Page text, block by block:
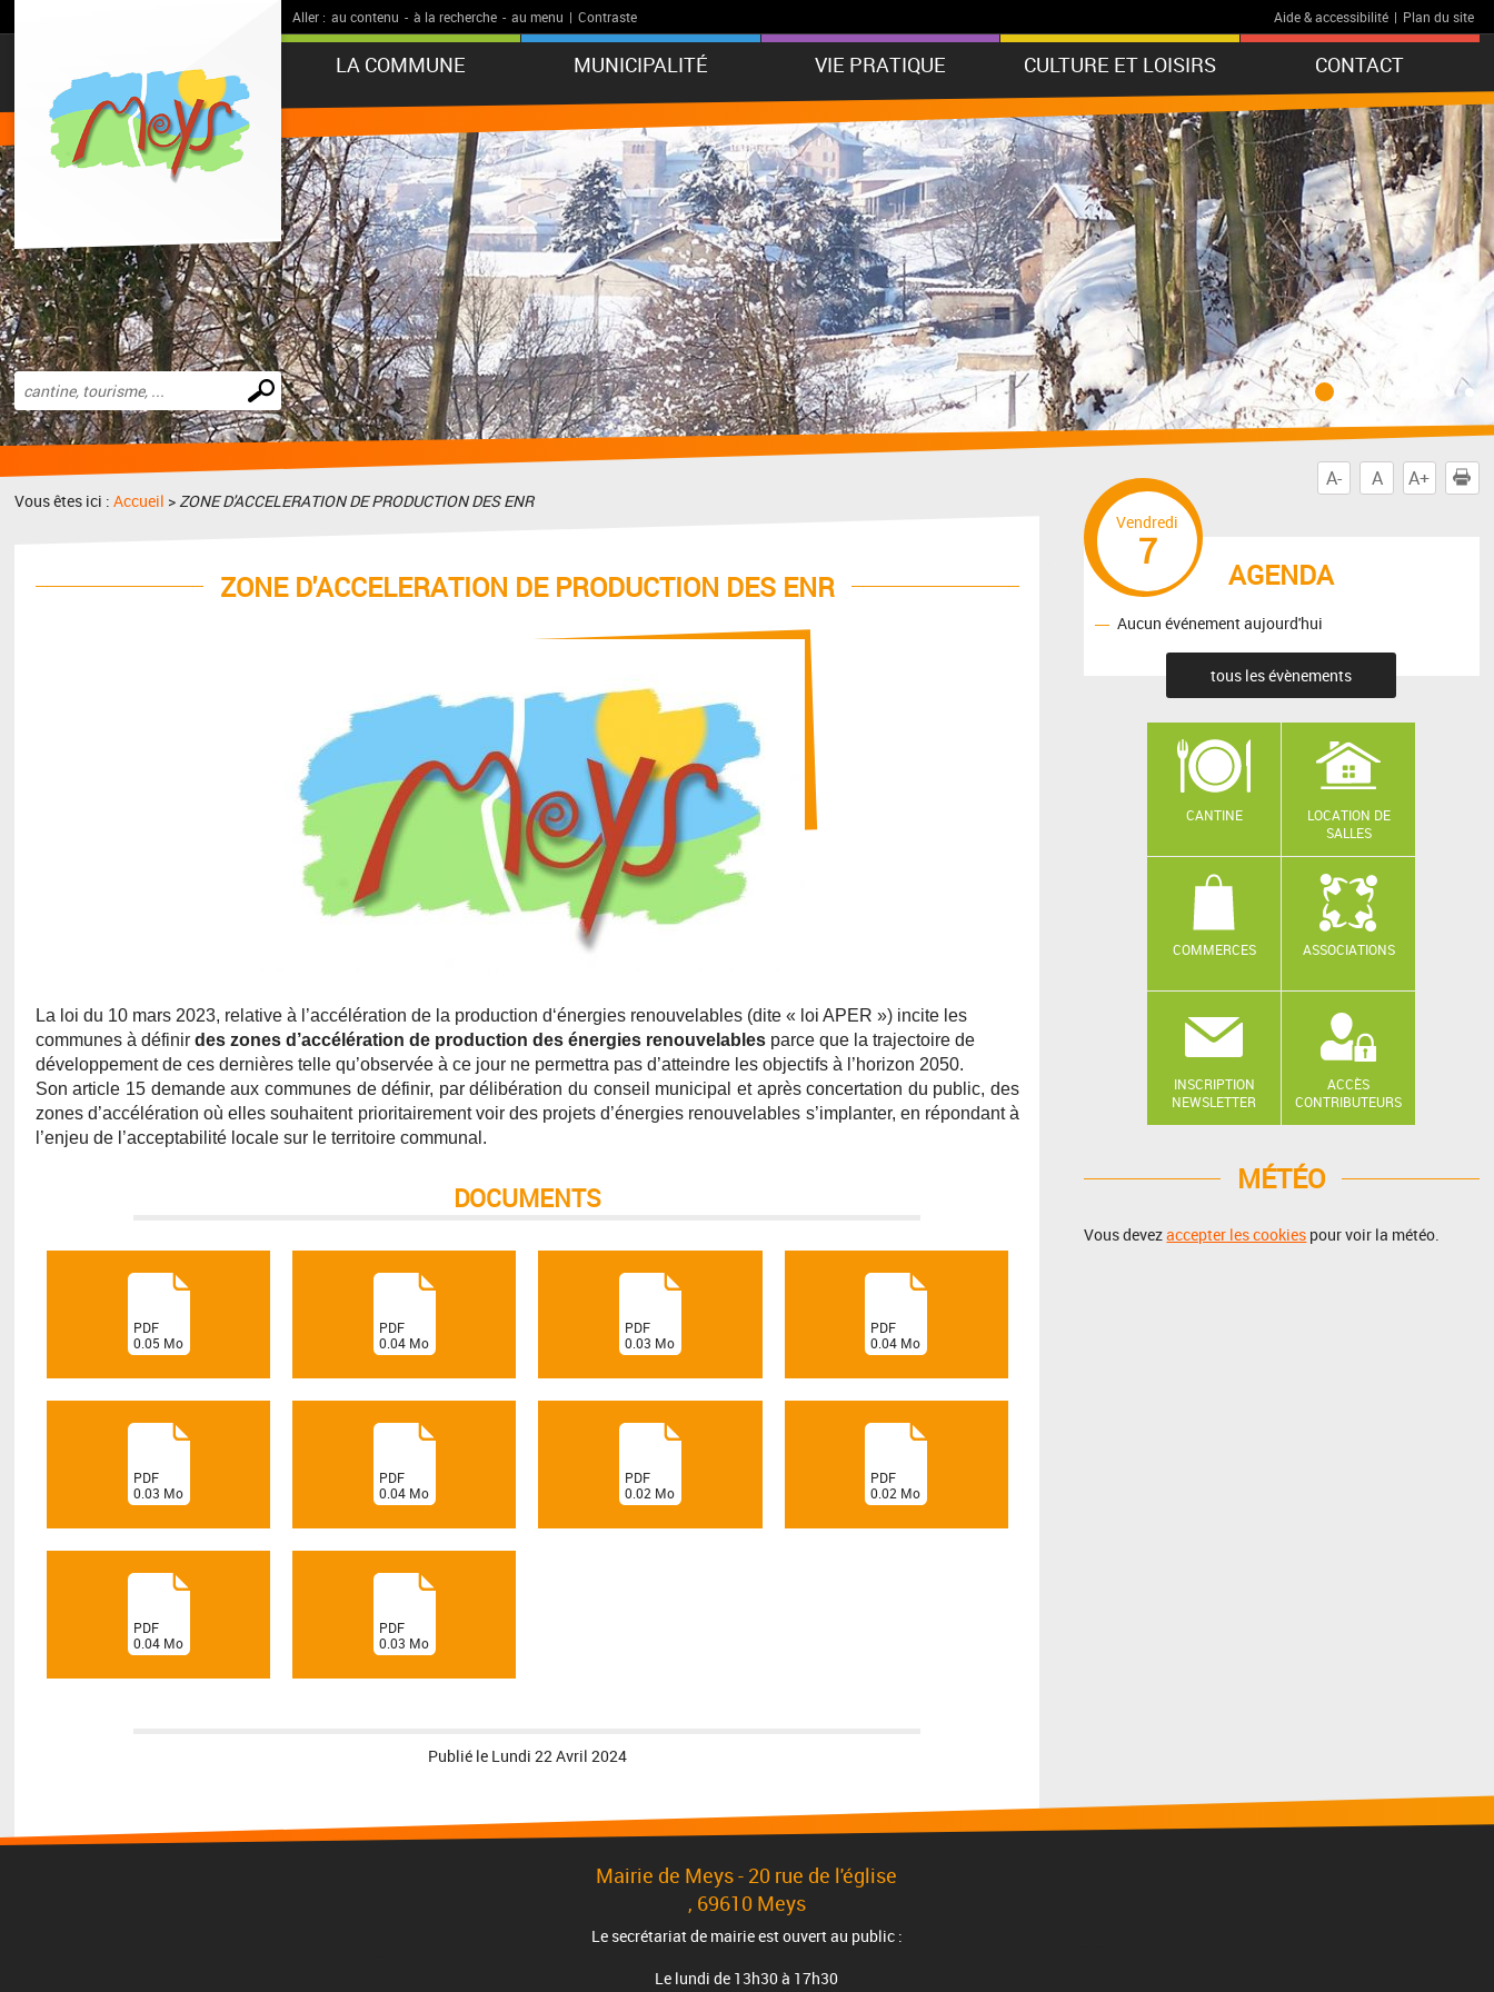
Aller : au contenu - à la recherche - au menu | Contraste Aide & accessibilité | Plan du site
LA COMMUNE MUNICIPALITÉ VIE PRATIQUE CULTURE ET LOISIRS CONTACT
Effectuer
une
recherche
A- A A+
Vous êtes ici :Accueil >ZONE D'ACCELERATION DE PRODUCTION DES ENR
ZONE D'ACCELERATION DE PRODUCTION DES ENR
La loi du 10 mars 2023, relative à l’accélération de la production d‘énergies renouvelables (dite « loi APER ») incite les
communes à définir des zones d’accélération de production des énergies renouvelablesparce que la trajectoire de
développement de ces dernières telle qu’observée à ce jour ne permettra pas d’atteindre les objectifs à l’horizon 2050.
Son article 15 demande aux communes de définir, par délibération du conseil municipal et après concertation du public, des
zones d’accélération où elles souhaitent prioritairement voir des projets d’énergies renouvelables s’implanter, en répondant à
l’enjeu de l’acceptabilité locale sur le territoire communal.
DOCUMENTS
(PDF
0.05 Mo
)
(PDF
0.04 Mo
)
(PDF
0.03 Mo
)
(PDF
0.04 Mo
)
(PDF
0.03 Mo
)
(PDF
0.04 Mo
)
(PDF
0.02 Mo
)
(PDF
0.02 Mo
)
(PDF
0.04 Mo
)
(PDF
0.03 Mo
)
Publié le Lundi 22 Avril 2024
AGENDA
Vendredi
7
Aucun événement aujourd'hui
tous les évènements
CANTINE
LOCATION DE
SALLES
COMMERCES ASSOCIATIONS
INSCRIPTION
NEWSLETTER
ACCÈS
CONTRIBUTEURS
MÉTÉO
Vous devezaccepter les cookies pour voir la météo.
Mairie de Meys - 20 rue de l'église
, 69610 Meys
Le secrétariat de mairie est ouvert au public :
Le lundi de 13h30 à 17h30